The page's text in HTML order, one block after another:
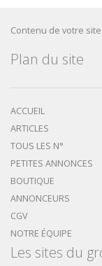
Contenu de votre
Plan du site
ACCUEIL
ARTICLES
TOUS LES N°
PETITES ANNONCES
BOUTIQUE
ANNONCEURS
CGV
NOTRE ÉQUIPE
Les sites du